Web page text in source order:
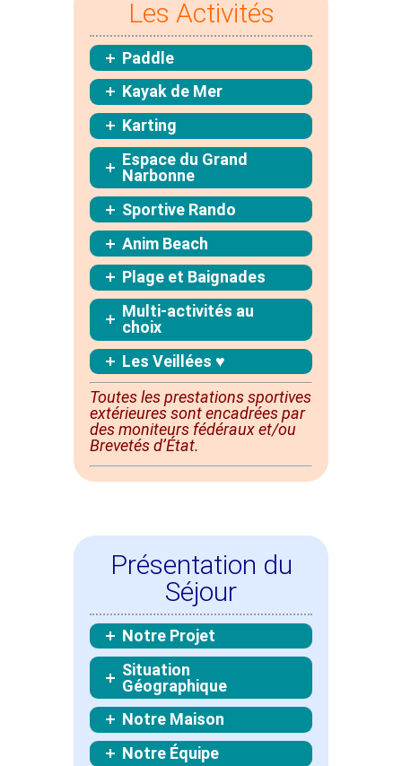
Les Activités
Paddle
Kayak de Mer
Karting
Espace du Grand
Narbonne
Sportive Rando
Anim Beach
Plage et Baignades
Multi-activités au
choix
Les Veillées ♥
Toutes les prestations sportives
extérieures sontencadréespar
des moniteurs fédéraux et/ou
Brevetés d’État.
Présentation du
Séjour
Notre Projet
Situation
Géographique
Notre Maison
Notre Équipe